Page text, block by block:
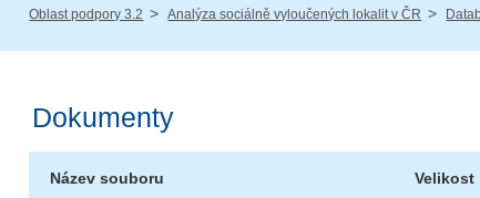
Oblast podpory 3.2 / Analýza sociálně vyloučených lokalit v ČR /
Dokumenty
Název souboru Velikost